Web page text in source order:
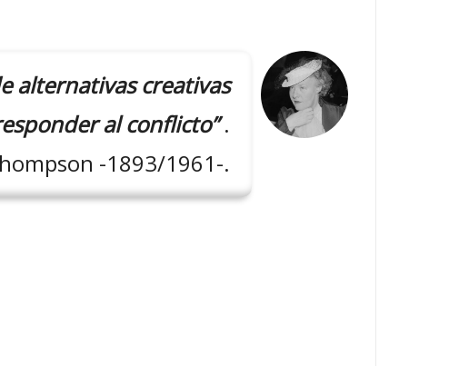
alternativas creativas
al conflicto”.
-1893/1961-.